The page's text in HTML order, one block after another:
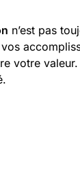
n’est pas
votre